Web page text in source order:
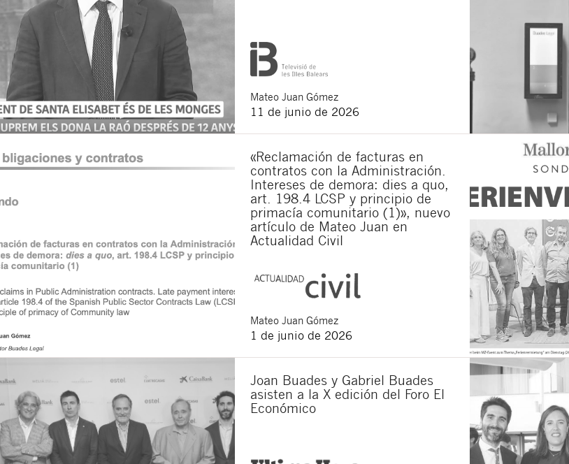
Mateo Juan Gómez
11 de junio de 2026
«Reclamación de facturas en
contratos con la Administración.
Intereses de demora: dies a quo,
art. 198.4 LCSP y principio de
primacía comunitario (1)», nuevo
artículo de Mateo Juan en
Actualidad Civil
Mateo Juan Gómez
1 de junio de 2026
Joan Buades y Gabriel Buades
asisten a la X edición del Foro El
Económico
Al pulsar el botón de envío manifiesta haber leído la siguiente información básica sobre
es Buades Legal S.L. La finalidad es la atención a su solicitud. Tiene derecho a acceder,